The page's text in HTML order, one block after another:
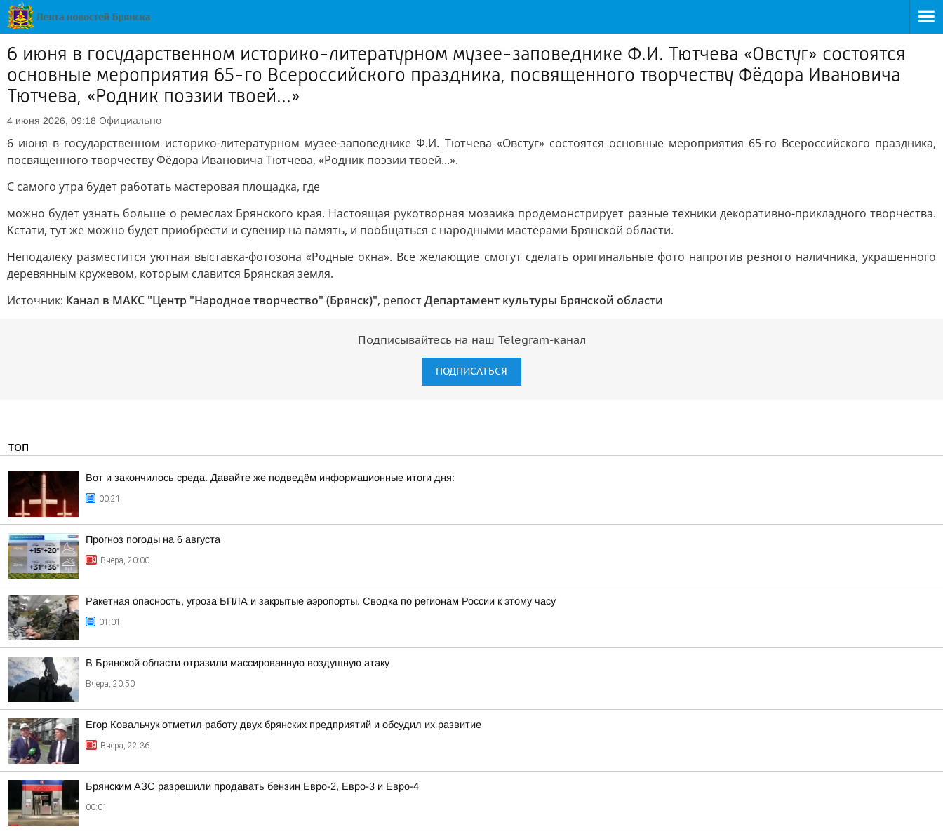
6 июня в государственном историко-литературном музее-заповеднике Ф.И. Тютчева «Овстуг» состоятся
основные мероприятия 65-го Всероссийского праздника, посвященного творчеству Фёдора Ивановича
Тютчева, «Родник поэзии твоей...»
4 июня 2026, 09:18 Официально
6 июня в государственном историко-литературном музее-заповеднике Ф.И. Тютчева «Овстуг» состоятся основные мероприятия 65-го Всероссийского праздника,
посвященного творчеству Фёдора Ивановича Тютчева, «Родник поэзии твоей...».
С самого утра будет работать мастеровая площадка, где
можно будет узнать больше о ремеслах Брянского края. Настоящая рукотворная мозаика продемонстрирует разные техники декоративно-прикладного творчества.
Кстати, тут же можно будет приобрести и сувенир на память, и пообщаться с народными мастерами Брянской области.
Неподалеку разместится уютная выставка-фотозона «Родные окна». Все желающие смогут сделать оригинальные фото напротив резного наличника, украшенного
деревянным кружевом, которым славится Брянская земля.
Источник: Канал в МАКС "Центр "Народное творчество" (Брянск)", репостДепартамент культуры Брянской области
Подписывайтесь на наш Telegram-канал
ПОДПИСАТЬСЯ
ТОП
Вот и закончилось среда. Давайте же подведём информационные итоги дня:
00:21
Прогноз погоды на 6 августа
Вчера, 20:00
Ракетная опасность, угроза БПЛА и закрытые аэропорты. Сводка по регионам России к этому часу
01:01
В Брянской области отразили массированную воздушную атаку
Вчера, 20:50
Егор Ковальчук отметил работу двух брянских предприятий и обсудил их развитие
Вчера, 22:36
Брянским АЗС разрешили продавать бензин Евро-2, Евро-3 и Евро-4
00:01